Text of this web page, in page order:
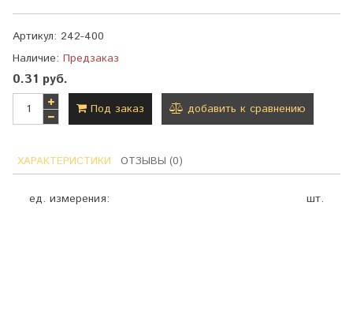
Артикул: 242-400
Наличие: Предзаказ
0.31 руб.
Под заказ добавить к сравнению
ХАРАКТЕРИСТИКИ ОТЗЫВЫ (0)
ед. измерения: шт.